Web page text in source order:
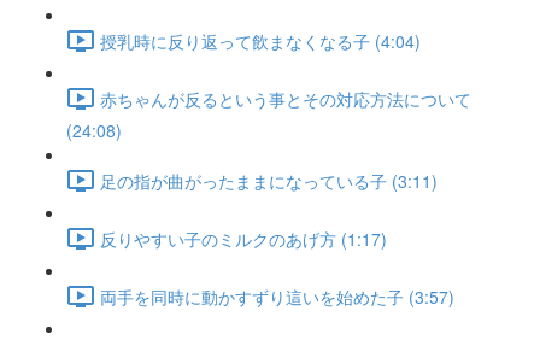
授乳時に反り返って飲まなくなる子 (4:04)
赤ちゃんが反るという事とその対応方法について
(24:08)
足の指が曲がったままになっている子 (3:11)
反りやすい子のミルクのあげ方 (1:17)
両手を同時に動かすずり這いを始めた子 (3:57)